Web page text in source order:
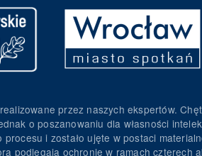
przez naszych ekspertów.
o poszanowaniu dla własności
i zostało ujęte w postaci
podlegają ochronie w ramach czterech